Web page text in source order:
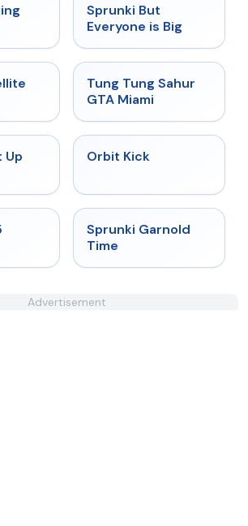
★
Sprunki But
Everyone is Big
★ 4.4 ★ 4.5
Tung Tung Sahur
GTA Miami
★
Up
Orbit Kick
★
Sprunki Garnold
Time
Advertisement